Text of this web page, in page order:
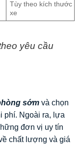
Tùy theo kích thước
xe
yêu cầu
sớm và chọn
phí. Ngoài ra, lựa
đơn vị uy tín
chất lượng và giá